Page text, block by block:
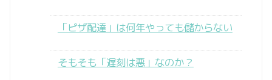
「ピザ配達」は何年やっても儲からない
そもそも「遅刻は悪」なのか？